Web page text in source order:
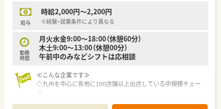
給与
時給2,000円～2,200円
※経験・就業条件により異なる
勤務
時間
月火水金9:00～18:00（休憩60分）
木土9:00～13:00（休憩00分）
午前中のみなどシフトは応相談
≪こんな企業です≫
◇九州を中心に各地に100店舗以上出店している中規模チェー
ン